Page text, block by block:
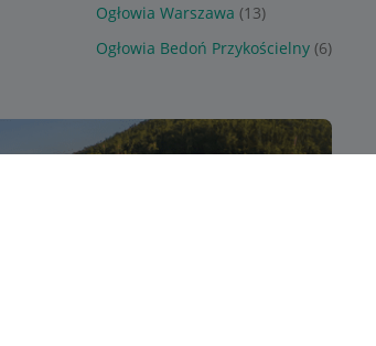
Ogłowia Warszawa (13)
Ogłowia Bedoń Przykościelny (6)